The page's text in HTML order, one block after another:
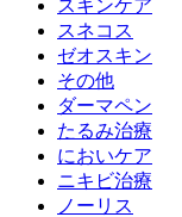
スキンケア
スネコス
ゼオスキン
その他
ダーマペン
たるみ治療
においケア
ニキビ治療
ノーリス